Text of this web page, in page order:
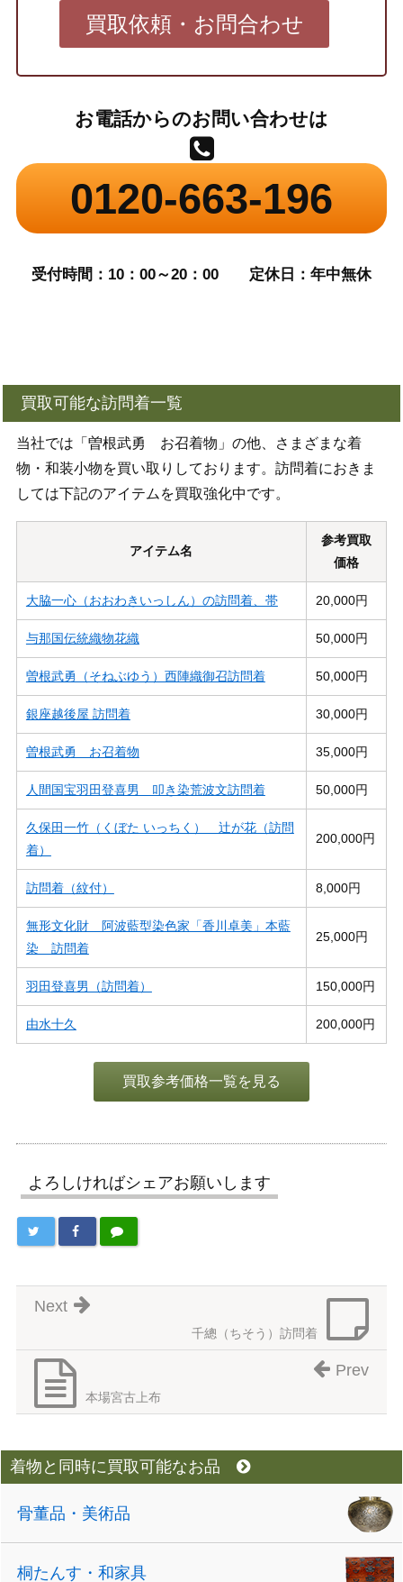
買取依頼・お問合わせ
お電話からのお問い合わせは
0120-663-196
受付時間：10：00～20：00 定休日：年中無休
買取可能な訪問着一覧
当社では「曽根武勇 お召着物」の他、さまざまな着
物・和装小物を買い取りしております。訪問着におきま
しては下記のアイテムを買取強化中です。
アイテム名
参考買取
価格
大脇一心（おおわきいっしん）の訪問着、帯 20,000円
与那国伝統織物花織 50,000円
曽根武勇（そねぶゆう）西陣織御召訪問着 50,000円
銀座越後屋 訪問着 30,000円
曽根武勇 お召着物 35,000円
人間国宝羽田登喜男 叩き染荒波文訪問着 50,000円
久保田一竹（くぼた いっちく） 辻が花（訪問
着）
200,000円
訪問着（紋付） 8,000円
無形文化財 阿波藍型染色家「香川卓美」本藍
染 訪問着
25,000円
羽田登喜男（訪問着） 150,000円
由水十久 200,000円
買取参考価格一覧を見る
よろしければシェアお願いします
千總（ちそう）訪問着
Next
本場宮古上布
Prev
着物と同時に買取可能なお品
骨董品・美術品
桐たんす・和家具